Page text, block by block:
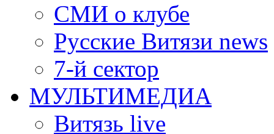
СМИ о клубе
Русские Витязи news
7-й сектор
МУЛЬТИМЕДИА
Витязь live